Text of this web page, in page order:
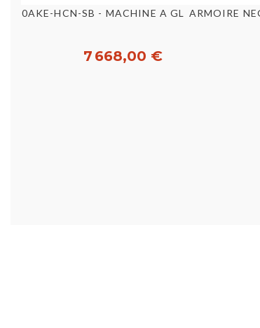
Aperçu rapide FM-480AKE-HCN-SB - MACHINE A GLACE SUPER GRAINS MODULAIRE...
7 668,00 €
ARMOIRE